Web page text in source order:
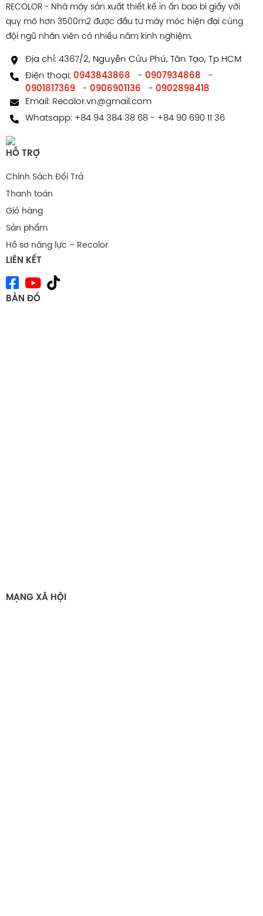
RECOLOR - Nhà máy sản xuất thiết kế in ấn bao bì giấy với
quy mô hơn 3500m2 được đầu tư máy móc hiện đại cùng
đội ngũ nhân viên có nhiều năm kinh nghiệm.
Địa chỉ: 4367/2, Nguyễn Cửu Phú, Tân Tạo, Tp HCM
Điện thoại: 0943843868 - 0907934868
-
0901817369
- 0906901136 - 0902898418
Email: Recolor.vn@gmail.com
Whatsapp: +84 94 384 38 68- +84 90 690 11 36
HỖ TRỢ
Chính Sách Đổi Trả
Thanh toán
Giỏ hàng
Sản phẩm
Hồ sơ năng lực – Recolor
LIÊN KẾT
BẢN ĐỒ
MẠNG XÃ HỘI